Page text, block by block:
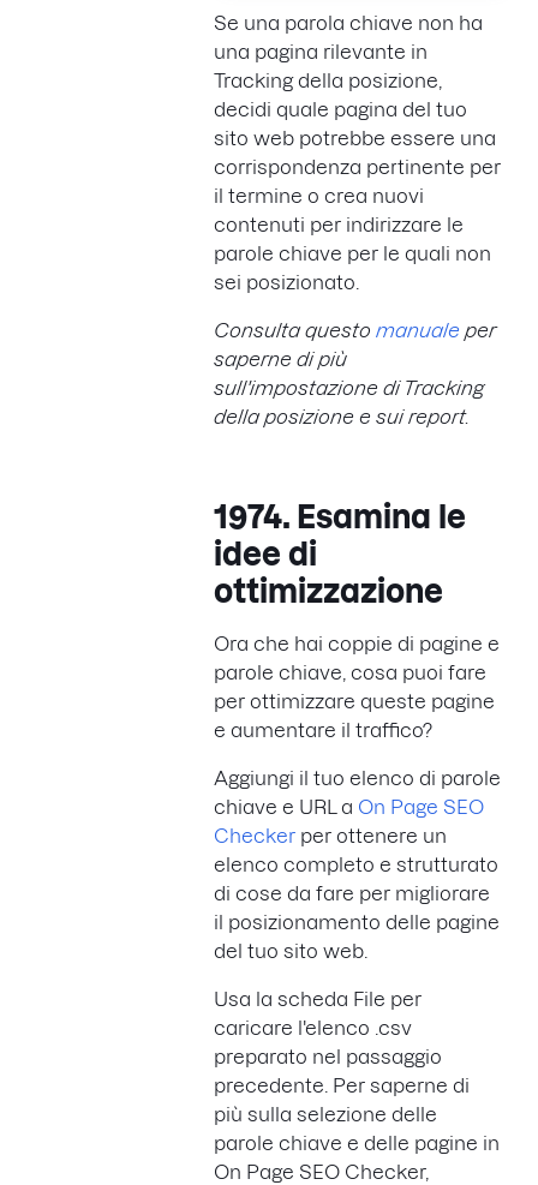
Se una parola chiave non ha
una pagina rilevante in
Tracking della posizione,
decidi quale pagina del tuo
sito web potrebbe essere una
corrispondenza pertinente per
il termine o crea nuovi
contenuti per indirizzare le
parole chiave per le quali non
sei posizionato.
Consulta questo manuale per
saperne di più
sull'impostazione di Tracking
della posizione e sui report.
1974. Esamina le
idee di
ottimizzazione
Ora che hai coppie di pagine e
parole chiave, cosa puoi fare
per ottimizzare queste pagine
e aumentare il traffico?
Aggiungi il tuo elenco di parole
chiave e URL a On Page SEO
Checker per ottenere un
elenco completo e strutturato
di cose da fare per migliorare
il posizionamento delle pagine
del tuo sito web.
Usa la scheda File per
caricare l'elenco .csv
preparato nel passaggio
precedente. Per saperne di
più sulla selezione delle
parole chiave e delle pagine in
On Page SEO Checker,